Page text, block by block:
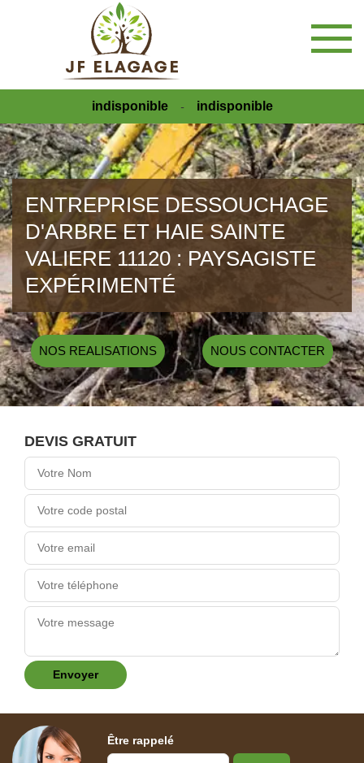
indisponible - indisponible
ENTREPRISE DESSOUCHAGE
D'ARBRE ET HAIE SAINTE
VALIERE 11120 : PAYSAGISTE
EXPÉRIMENTÉ
NOS REALISATIONS NOUS CONTACTER
DEVIS GRATUIT
Être rappelé